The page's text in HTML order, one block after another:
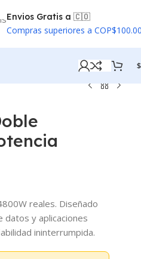
Envios Gratis a 🇨🇴
Compras superiores a
$
reales. Diseñado
y aplicaciones
ininterrumpida.